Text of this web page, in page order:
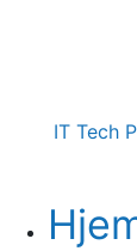
IT Tech